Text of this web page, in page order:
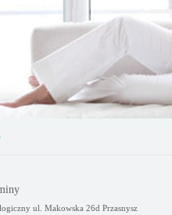
ul. Makowska 26d Przasnysz